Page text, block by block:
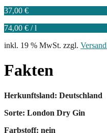
37,00 €
74,00 € /l
inkl. 19 % MwSt. zzgl.
Fakten
Herkunftsland: Deutschland
Sorte: London Dry Gin
Farbstoff: nein